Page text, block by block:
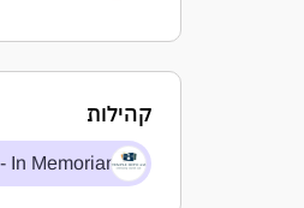
קהילות
In Memoriam